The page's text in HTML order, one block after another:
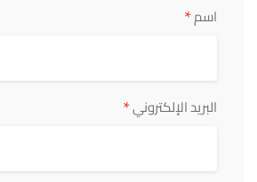
اسم*
البريد الإلكتروني*